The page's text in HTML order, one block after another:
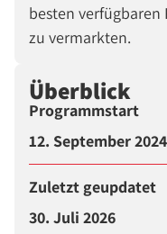
besten
zu vermarkten.
Überblick
Programmstart
12. September 2024
Zuletzt geupdatet
30. Juli 2026